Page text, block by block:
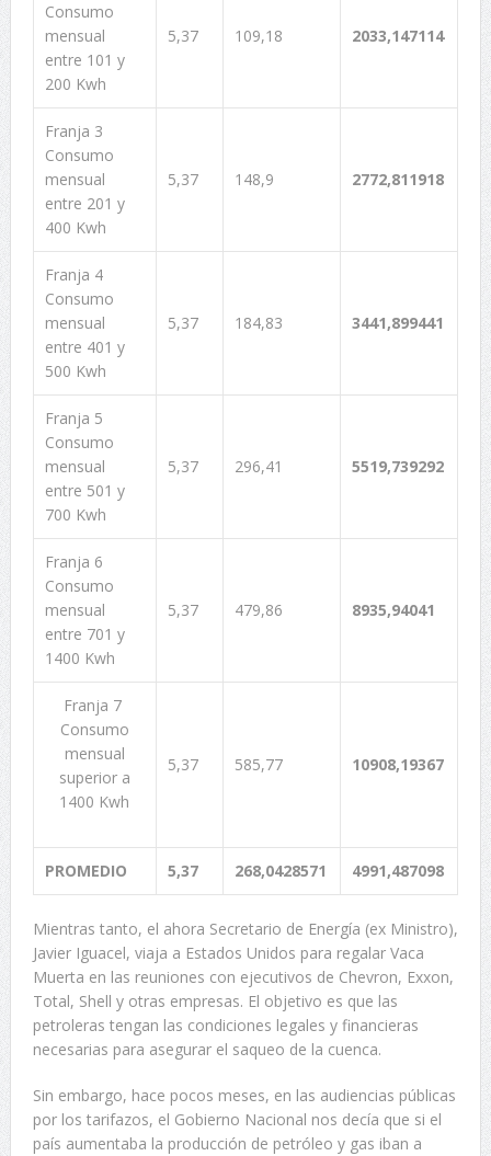
Consumo
mensual
entre 101 y
200 Kwh
5,37 109,18 2033,147114
Franja 3
Consumo
mensual
entre 201 y
400 Kwh
5,37 148,9 2772,811918
Franja 4
Consumo
mensual
entre 401 y
500 Kwh
5,37 184,83 3441,899441
Franja 5
Consumo
mensual
entre 501 y
700 Kwh
5,37 296,41 5519,739292
Franja 6
Consumo
mensual
entre 701 y
1400 Kwh
5,37 479,86 8935,94041
Franja 7
Consumo
mensual
superior a
1400 Kwh
5,37 585,77 10908,19367
PROMEDIO 5,37 268,0428571 4991,487098
Mientras tanto, el ahora Secretario de Energía (ex Ministro),
Javier Iguacel, viaja a Estados Unidos para regalar Vaca
Muerta en las reuniones con ejecutivos de Chevron, Exxon,
Total, Shell y otras empresas. El objetivo es que las
petroleras tengan las condiciones legales y financieras
necesarias para asegurar el saqueo de la cuenca.
Sin embargo, hace pocos meses, en las audiencias públicas
por los tarifazos, el Gobierno Nacional nos decía que si el
país aumentaba la producción de petróleo y gas iban a